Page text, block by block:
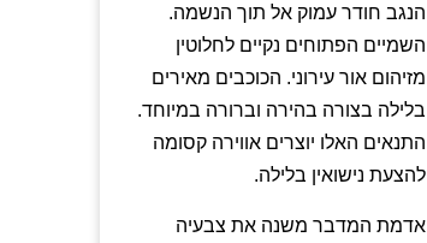
הנגב חודר עמוק אל תוך הנשמה.
השמיים הפתוחים נקיים לחלוטין
מזיהום אור עירוני. הכוכבים מאירים
בלילה בצורה בהירה וברורה במיוחד.
התנאים האלו יוצרים אווירה קסומה
להצעת נישואין בלילה.
אדמת המדבר משנה את צבעיה